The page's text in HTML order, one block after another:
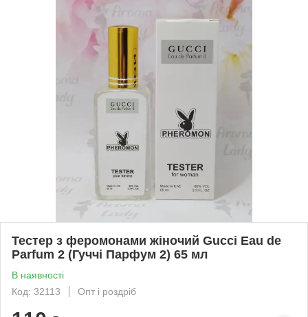
Тестер з феромонами жіночий Gucci Eau de
Parfum 2 (Гуччі Парфум 2) 65 мл
В наявності
Код: 32113
Опт і роздріб